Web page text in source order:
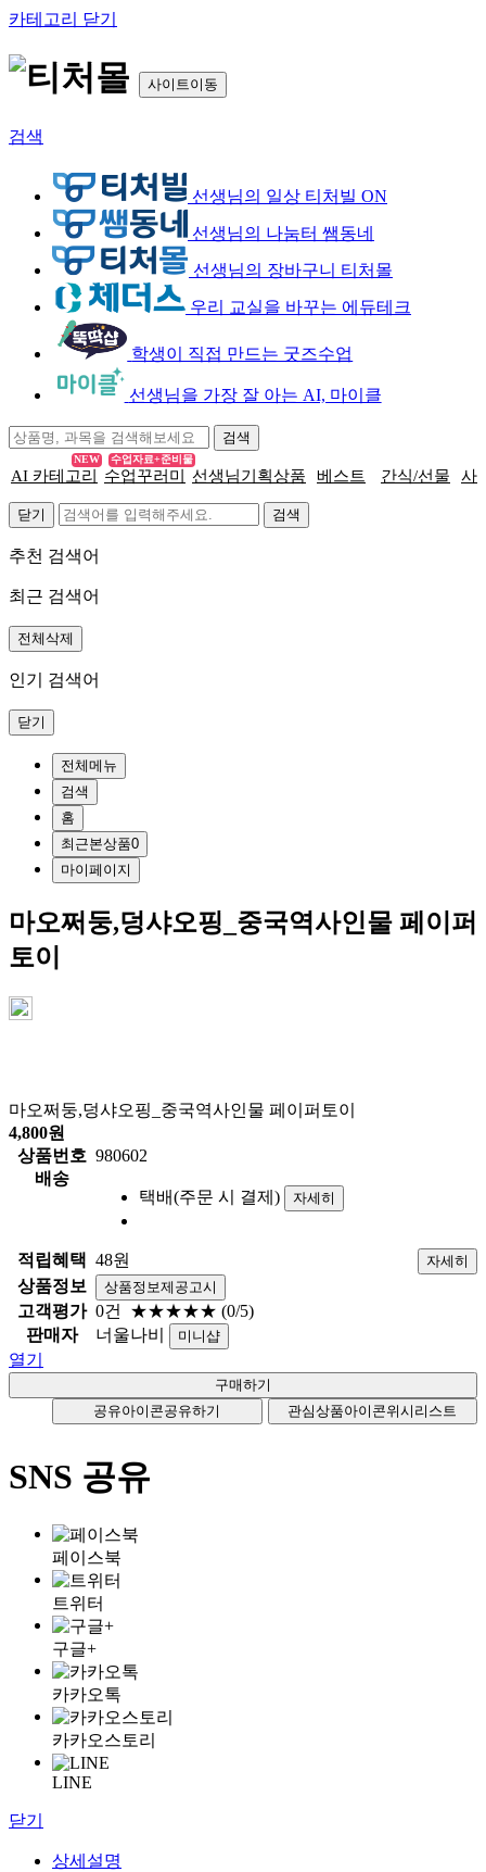
카테고리 닫기
사이트이동
검색
선생님의 일상 티처빌 ON
선생님의 나눔터 쌤동네
선생님의 장바구니 티처몰
우리 교실을 바꾸는 에듀테크
학생이 직접 만드는 굿즈수업
선생님을 가장 잘 아는 AI, 마이클
AI 카테고리
NEW
수업꾸러미
수업자료+준비물
선생님기획상품 베스트 간식/선물 사
닫기
추천 검색어
최근 검색어
전체삭제
인기 검색어
닫기
전체메뉴
검색
홈
최근본상품0
마이페이지
마오쩌둥,덩샤오핑_중국역사인물 페이퍼
토이
마오쩌둥,덩샤오핑_중국역사인물 페이퍼토이
4,800원
상품번호 980602
배송
택배(주문 시 결제)
자세히
적립혜택 48원 자세히
상품정보 상품정보제공고시
고객평가 0건 ★★★★★ (0/5)
판매자
너울나비 미니샵
열기
공유아이콘공유하기 관심상품아이콘위시리스트
SNS 공유
페이스북
트위터
구글+
카카오톡
카카오스토리
LINE
닫기
상세설명